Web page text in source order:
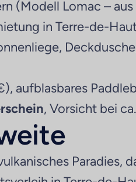
(Modell Lomac –
in Terre-de-
aufblasbares
, Vorsicht bei
Paradies,